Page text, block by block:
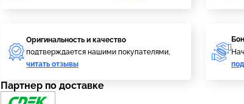
Оригинальность и качество
подтверждается нашими покупателями,
читать отзывы
Партнер по доставке